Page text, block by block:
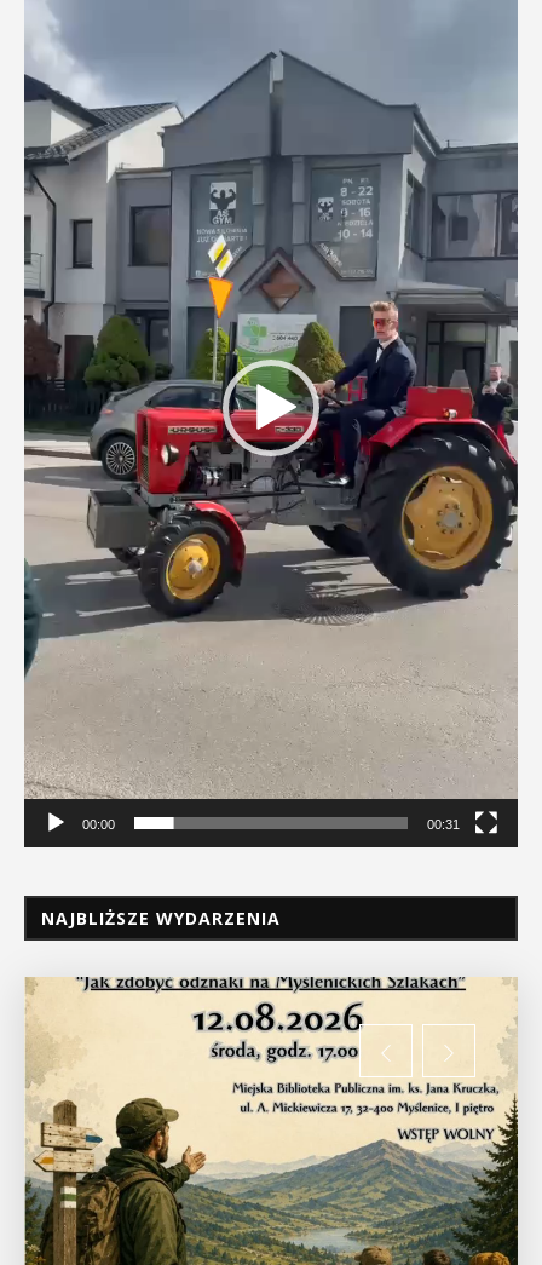
00:00 00:31
NAJBLIŻSZE WYDARZENIA